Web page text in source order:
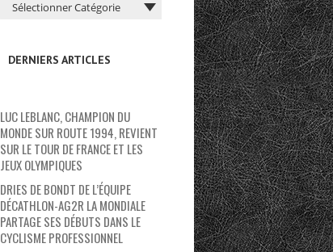
DERNIERS ARTICLES
LUC LEBLANC, CHAMPION DU
MONDE SUR ROUTE 1994, REVIENT
SUR LE TOUR DE FRANCE ET LES
JEUX OLYMPIQUES
DRIES DE BONDT DE L’ÉQUIPE
DÉCATHLON-AG2R LA MONDIALE
PARTAGE SES DÉBUTS DANS LE
CYCLISME PROFESSIONNEL